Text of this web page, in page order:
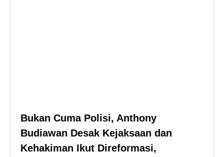
Bukan Cuma Polisi, Anthony
Budiawan Desak Kejaksaan dan
Kehakiman Ikut Direformasi,